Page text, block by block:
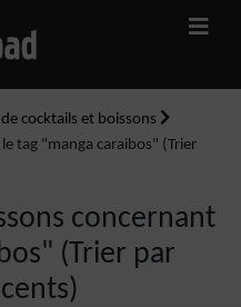
cocktails et boissons
tag "manga caraibos" (Trier
concernant
(Trier par